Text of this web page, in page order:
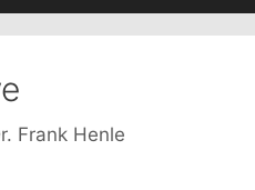
Frank Henle